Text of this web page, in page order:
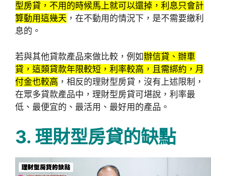
型房貸，不用的時候馬上就可以還掉，利息只會計
算動用這幾天 ，在不動用的情況下，是不需要繳利
息的。
若與其他貸款產品來做比較，例如辦信貸、辦車
貸，這類貸款年限較短，利率較高，且需綁約，月
付金也較高 ，相反的理財型房貸，沒有上述限制，
在眾多貸款產品中，理財型房貸可堪說，利率最
低、最便宜的、最活用、最好用的產品。
3. 理財型房貸的缺點